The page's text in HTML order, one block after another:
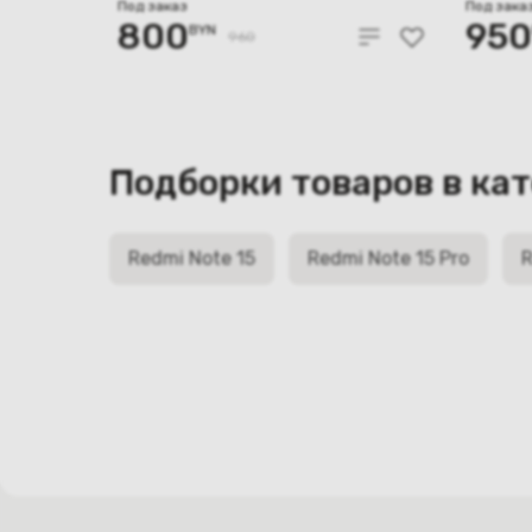
8GB/256GB международная
версия (синий)
Под заказ
800BYN 960
Под
950
Подборки товаров в
Redmi Note 15 Redmi Note 15 Pro